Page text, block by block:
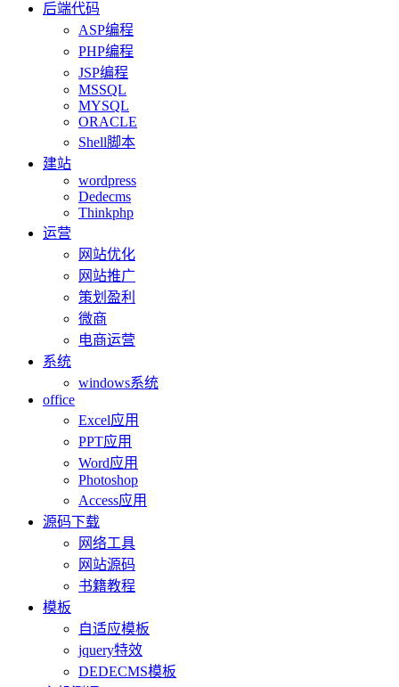
后端代码
ASP编程
PHP编程
JSP编程
MSSQL
MYSQL
ORACLE
Shell脚本
建站
wordpress
Dedecms
Thinkphp
运营
网站优化
网站推广
策划盈利
微商
电商运营
系统
windows系统
office
Excel应用
PPT应用
Word应用
Photoshop
Access应用
源码下载
网络工具
网站源码
书籍教程
模板
自适应模板
jquery特效
DEDECMS模板